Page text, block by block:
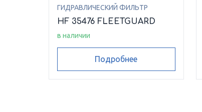
ГИДРАВЛИЧЕСКИЙ ФИЛЬТР
HF 35476 FLEETGUARD
в наличии
Подробнее